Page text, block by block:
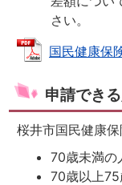
さい。
国民健康保
申請でき
桜井市国民健康
70歳未満の
70歳以上